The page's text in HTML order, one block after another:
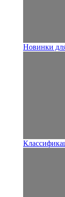
Новинки